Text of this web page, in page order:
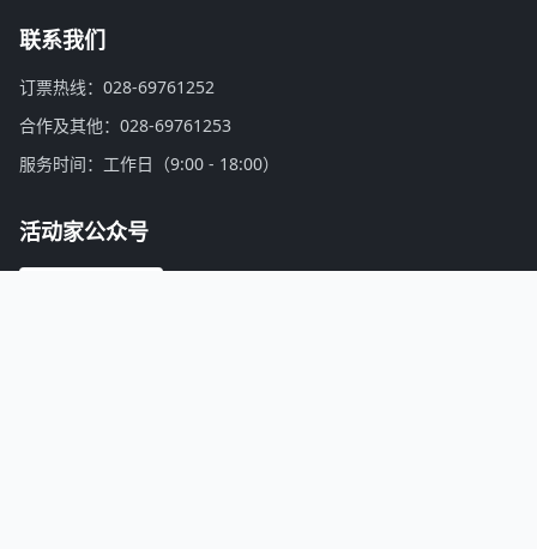
联系我们
订票热线：028-69761252
合作及其他：028-69761253
服务时间：工作日（9:00 - 18:00）
活动家公众号